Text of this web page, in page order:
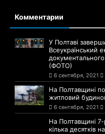
Комментарии
У Полтаві
Всеукраїнський
(ФОТО)
6 сентября, 2021
На Полтавщині
житловий
6 сентября, 2021
На Полтавщині 7-
кілька десятків